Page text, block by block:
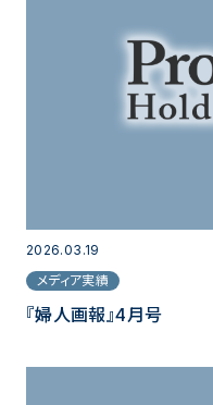
2026.03.19
メディア実績
『婦人画報』4月号